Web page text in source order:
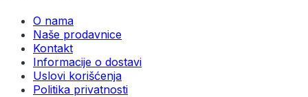
O nama
Naše prodavnice
Kontakt
Informacije o dostavi
Uslovi korišćenja
Politika privatnosti